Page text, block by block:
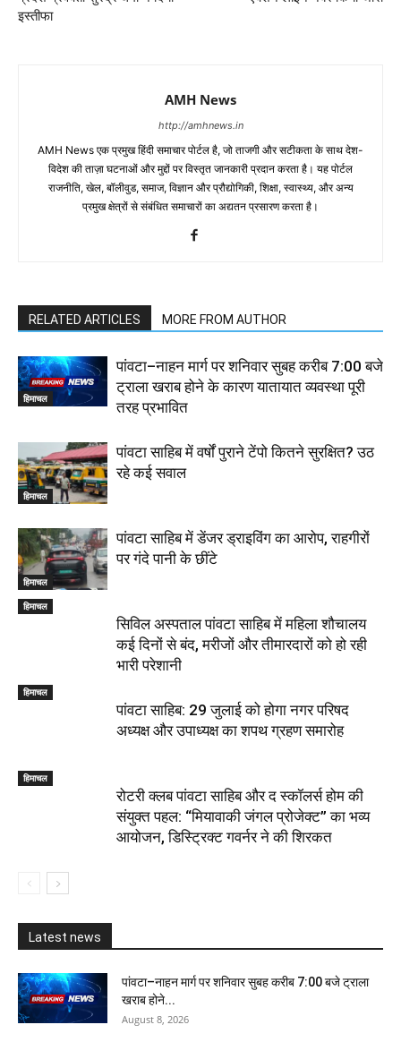
इस्तीफा
AMH News
http://amhnews.in
AMH News एक प्रमुख हिंदी समाचार पोर्टल है, जो ताजगी और सटीकता के साथ देश-
विदेश की ताज़ा घटनाओं और मुद्दों पर विस्तृत जानकारी प्रदान करता है। यह पोर्टल
राजनीति, खेल, बॉलीवुड, समाज, विज्ञान और प्रौद्योगिकी, शिक्षा, स्वास्थ्य, और अन्य
प्रमुख क्षेत्रों से संबंधित समाचारों का अद्यतन प्रसारण करता है।
RELATED ARTICLES MORE FROM AUTHOR
हिमाचल
पांवटा–नाहन मार्ग पर शनिवार सुबह करीब 7:00 बजे
ट्राला खराब होने के कारण यातायात व्यवस्था पूरी
तरह प्रभावित
हिमाचल
पांवटा साहिब में वर्षों पुराने टेंपो कितने सुरक्षित? उठ
रहे कई सवाल
हिमाचल
पांवटा साहिब में डेंजर ड्राइविंग का आरोप, राहगीरों
पर गंदे पानी के छींटे
हिमाचल
सिविल अस्पताल पांवटा साहिब में महिला शौचालय
कई दिनों से बंद, मरीजों और तीमारदारों को हो रही
भारी परेशानी
हिमाचल
पांवटा साहिब: 29 जुलाई को होगा नगर परिषद
अध्यक्ष और उपाध्यक्ष का शपथ ग्रहण समारोह
हिमाचल
​रोटरी क्लब पांवटा साहिब और द स्कॉलर्स होम की
संयुक्त पहल: “मियावाकी जंगल प्रोजेक्ट” का भव्य
आयोजन, डिस्ट्रिक्ट गवर्नर ने की शिरकत
Latest news
पांवटा–नाहन मार्ग पर शनिवार सुबह करीब 7:00 बजे ट्राला
खराब होने...
August 8, 2026